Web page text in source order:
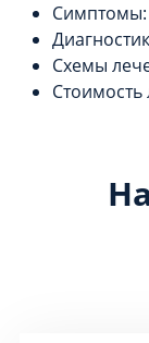
Симптомы:
Схемы
Стоимость